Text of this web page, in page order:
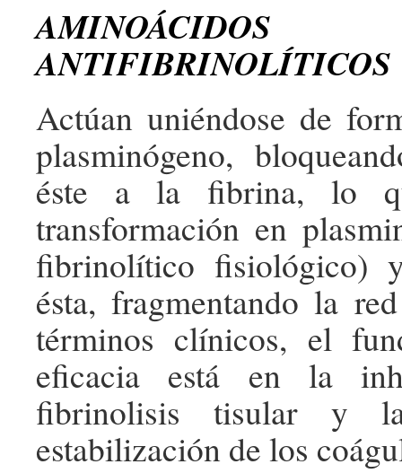
AMINOÁCIDOS
ANTIFIBRINOLÍTICOS
Actúan uniéndose de
plasminógeno,
éste a la fibrina, lo
transformación en
fibrinolítico fisiológico)
ésta, fragmentando la
términos clínicos, el
eficacia está en la
fibrinolisis tisular y la
estabilización de los